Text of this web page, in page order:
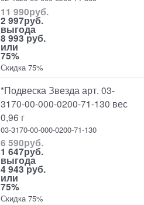
11 990руб.
2 997руб.
выгода
8 993 руб.
или
75%
Скидка 75%
*Подвеска Звезда арт. 03-
3170-00-000-0200-71-130 вес
0,96 г
03-3170-00-000-0200-71-130
6 590руб.
1 647руб.
выгода
4 943 руб.
или
75%
Скидка 75%